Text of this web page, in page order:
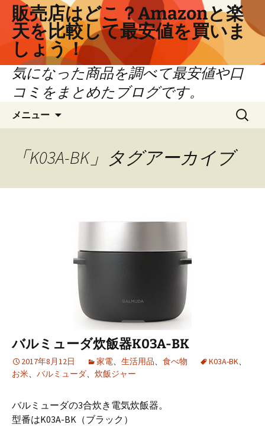
ツ
販売店はどこ？Amazonと楽
天を比較して最安値を買いま
しょう！
気になった商品を調べて最安値や口
コミをまとめたブログです。
メニュー
検
索:
「K03A-BK」タグアーカイブ
バルミューダ炊飯器K03A-BK
2017年8月12日 家電、 生活用品、 食べ物 K03A-BK、
お米、 バルミューダ、 炊飯ジャー
バルミューダの3合炊き電気炊飯器。
型番はK03A-BK（ブラック）